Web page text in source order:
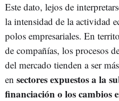
Este dato, lejos de
la intensidad de la actividad
polos empresariales. En
de compañías, los procesos
del mercado tienden a ser
en sectores expuestos a la
financiación o los cambios